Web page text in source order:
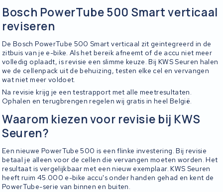
Bosch PowerTube 500 Smart verticaal
reviseren
De Bosch PowerTube 500 Smart verticaal zit geintegreerd in de
zitbuis van je e-bike. Als het bereik afneemt of de accu niet meer
volledig oplaadt, is revisie een slimme keuze. Bij KWS Seuren halen
we de cellenpack uit de behuizing, testen elke cel en vervangen
wat niet meer voldoet.
Na revisie krijg je een testrapport met alle meetresultaten.
Ophalen en terugbrengen regelen wij gratis in heel België.
Waarom kiezen voor revisie bij KWS
Seuren?
Een nieuwe PowerTube 500 is een flinke investering. Bij revisie
betaal je alleen voor de cellen die vervangen moeten worden. Het
resultaat is vergelijkbaar met een nieuw exemplaar. KWS Seuren
heeft ruim 45.000 e-bike accu's onder handen gehad en kent de
PowerTube-serie van binnen en buiten.